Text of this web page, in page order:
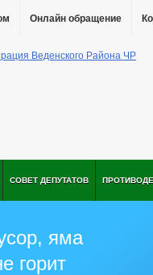
Онлайн обращение
СОВЕТ ДЕПУТАТОВ
яма
горит